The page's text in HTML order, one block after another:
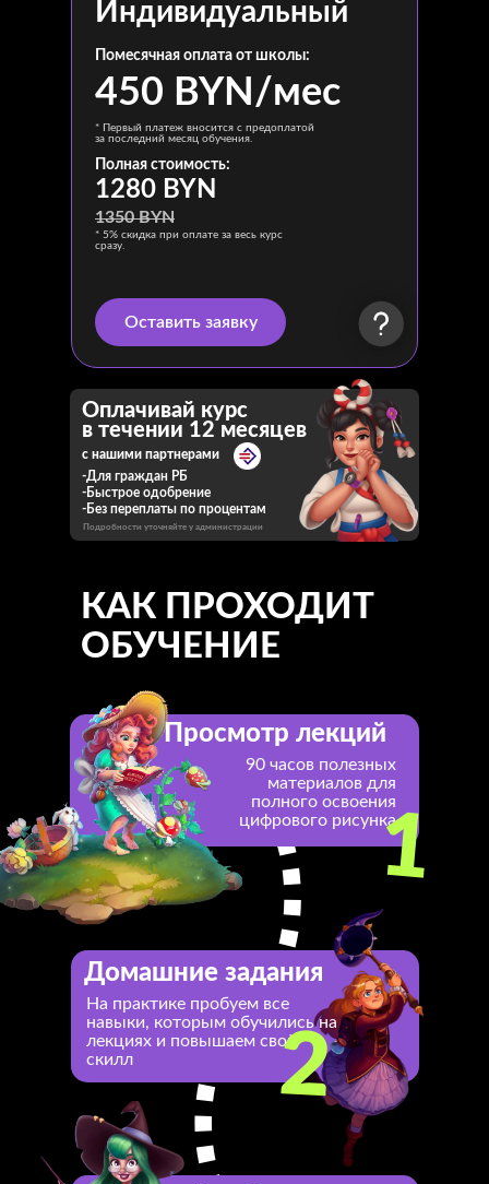
Индивидуальный
Оставить заявку
Помесячная оплата от школы:
450 BYN/мес
* Первый платеж вносится с предоплатой
за последний месяц обучения.
Полная стоимость:
1280 BYN
1350 BYN
* 5% скидка при оплате за весь курс
сразу.
с нашими партнерами
Оплачивай курс
в течении 12 месяцев
-Для граждан РБ
-Быстрое одобрение
-Без переплаты по процентам
Подробности уточняйте у администрации
КАК ПРОХОДИТ
ОБУЧЕНИЕ
На практике пробуем все
навыки, которым обучились на
лекциях и повышаем свой
скилл
Домашние задания
2
90 часов полезных
материалов для
полного освоения
цифрового рисунка
Просмотр лекций
1